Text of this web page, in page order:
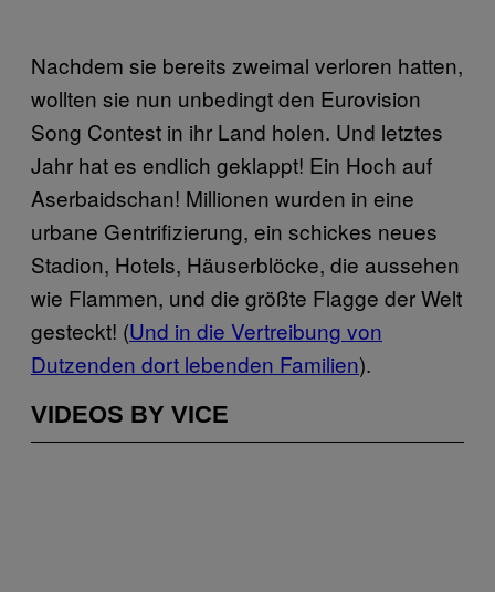
Nachdem sie bereits zweimal verloren hatten,
wollten sie nun unbedingt den Eurovision
Song Contest in ihr Land holen. Und letztes
Jahr hat es endlich geklappt! Ein Hoch auf
Aserbaidschan! Millionen wurden in eine
urbane Gentrifizierung, ein schickes neues
Stadion, Hotels, Häuserblöcke, die aussehen
wie Flammen, und die größte Flagge der Welt
gesteckt! (Und in die Vertreibung von
Dutzenden dort lebenden Familien).
VIDEOS BY VICE